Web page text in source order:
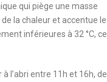
qui piège une masse
la chaleur et accentue le
inférieures à 32 °C, ce
l’abri entre 11h et 16h, de